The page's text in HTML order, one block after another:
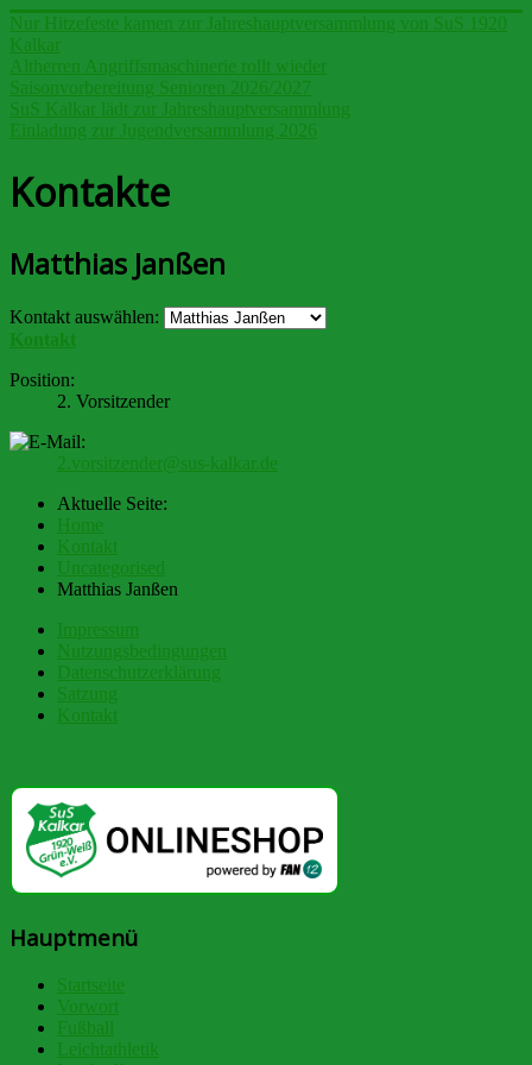
Nur Hitzefeste kamen zur Jahreshauptversammlung von SuS 1920
Kalkar
Altherren Angriffsmaschinerie rollt wieder
Saisonvorbereitung Senioren 2026/2027
SuS Kalkar lädt zur Jahreshauptversammlung
Einladung zur Jugendversammlung 2026
Kontakte
Matthias Janßen
Kontakt auswählen:
Kontakt
Position:
2. Vorsitzender
2.vorsitzender@sus-kalkar.de
Aktuelle Seite:
Home
Kontakt
Uncategorised
Matthias Janßen
Impressum
Nutzungsbedingungen
Datenschutzerklärung
Satzung
Kontakt
Hauptmenü
Startseite
Vorwort
Fußball
Leichtathletik